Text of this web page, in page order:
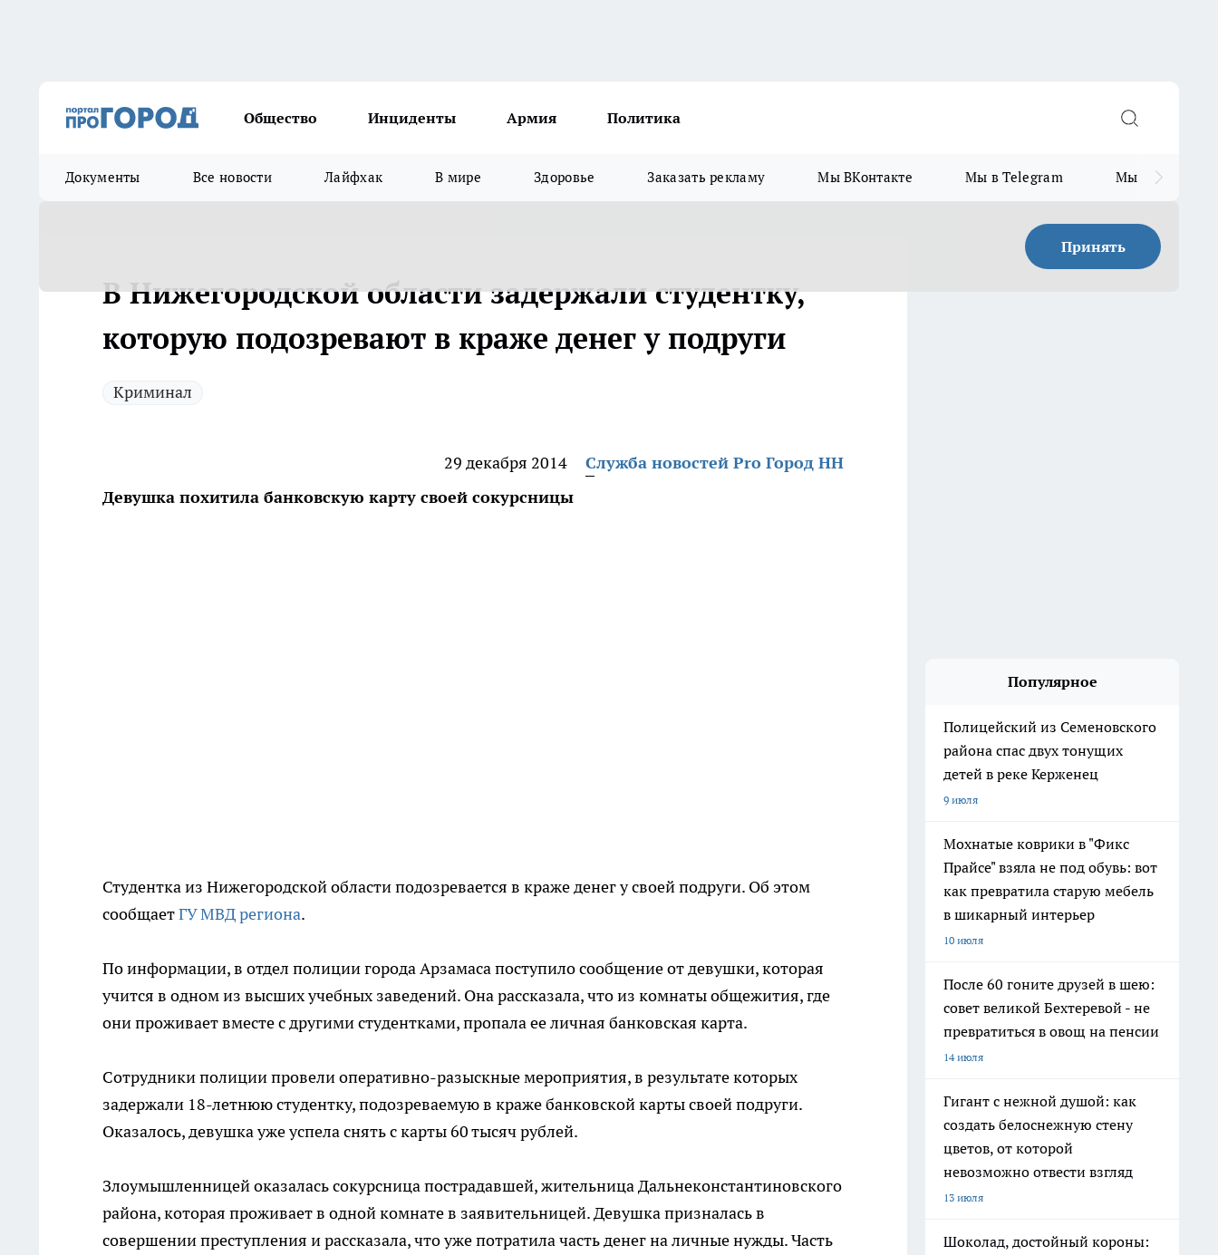
Общество Инциденты Армия Политика
Документы Все новости Лайфхак В мире Здоровье Заказать рекламу Мы ВКонтакте Мы в Telegram Мы в MAX
Принять
В Нижегородской области задержали студентку,
которую подозревают в краже денег у подруги
Криминал
29 декабря 2014
Служба новостей Pro Город НН
Девушка похитила банковскую карту своей сокурсницы
Студентка из Нижегородской области подозревается в краже денег у своей подруги. Об этом
сообщаетГУ МВД региона.
По информации, в отдел полиции города Арзамаса поступило сообщение от девушки, которая
учится в одном из высших учебных заведений. Она рассказала, что из комнаты общежития, где
они проживает вместе с другими студентками, пропала ее личная банковская карта.
Сотрудники полиции провели оперативно-разыскные мероприятия, в результате которых
задержали 18-летнюю студентку, подозреваемую в краже банковской карты своей подруги.
Оказалось, девушка уже успела снять с карты 60 тысяч рублей.
Злоумышленницей оказалась сокурсница пострадавшей, жительница Дальнеконстантиновского
района, которая проживает в одной комнате в заявительницей. Девушка призналась в
совершении преступления и рассказала, что уже потратила часть денег на личные нужды. Часть
Популярное
Полицейский из Семеновского
района спас двух тонущих
детей в реке Керженец
9 июля
Мохнатые коврики в "Фикс
Прайсе" взяла не под обувь: вот
как превратила старую мебель
в шикарный интерьер
10 июля
После 60 гоните друзей в шею:
совет великой Бехтеревой - не
превратиться в овощ на пенсии
14 июля
Гигант с нежной душой: как
создать белоснежную стену
цветов, от которой
невозможно отвести взгляд
13 июля
Шоколад, достойный короны: